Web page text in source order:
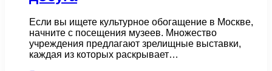
Если вы ищете культурное обогащение в Москве,
начните с посещения музеев. Множество
учреждения предлагают зрелищные выставки,
каждая из которых раскрывает…